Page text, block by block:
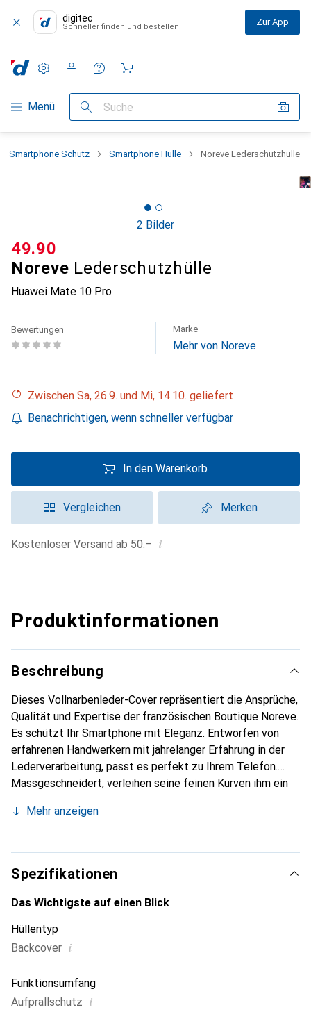
digitec
Schneller finden und bestellen Zur App
Navigation nach Kategorien
Menü Suche
Einstellungen
Kundenkonto
Vergleichslisten
Merklisten
Warenkorb
Smartphone Schutz Smartphone Hülle Noreve Lederschutzhülle
2 Bilder
Noreve Lederschutzhülle
Huawei Mate 10 Pro
CHF
49.90
Bewertungen Marke
Mehr von Noreve
Zwischen Sa, 26.9. und Mi, 14.10. geliefert
Benachrichtigen, wenn schneller verfügbar
In den Warenkorb
Vergleichen Merken
Kostenloser Versand ab 50.– i
Produktinformationen
Beschreibung
Dieses Vollnarbenleder-Cover repräsentiert die Ansprüche,
Qualität und Expertise der französischen Boutique Noreve.
Es schützt Ihr Smartphone mit Eleganz. Entworfen von
erfahrenen Handwerkern mit jahrelanger Erfahrung in der
Lederverarbeitung, passt es perfekt zu Ihrem Telefon.
Massgeschneidert, verleihen seine feinen Kurven ihm ein
unverzichtbaren Accessoire für Ihr Smartphone. Die Marke
anerkannt und eine zuverlässige Wahl für eine
anspruchsvolle Kundschaft.
Mehr anzeigen
Spezifikationen
Das Wichtigste auf einen Blick
Hüllentyp
Backcover i
Funktionsumfang
Aufprallschutz i